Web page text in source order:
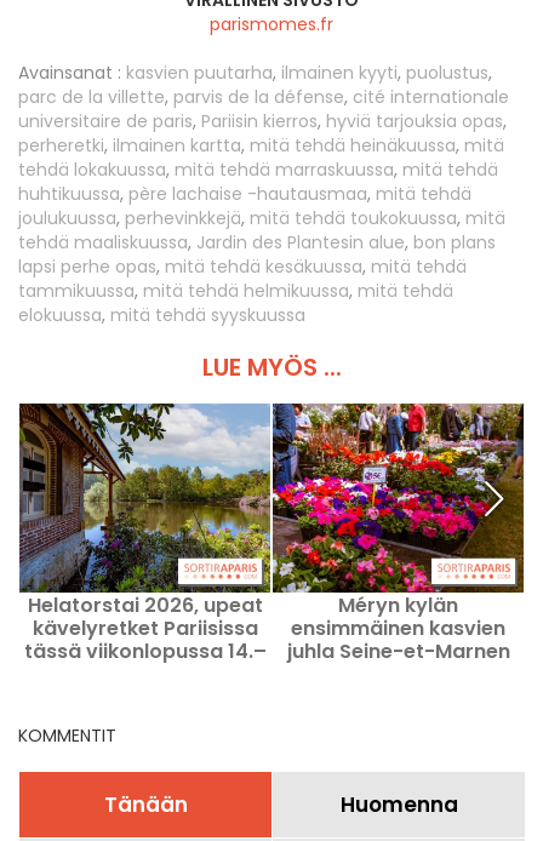
parismomes.fr
Avainsanat : kasvien puutarha, ilmainen kyyti, puolustus,
parc de la villette, parvis de la défense, cité internationale
universitaire de paris, Pariisin kierros, hyviä tarjouksia opas,
perheretki, ilmainen kartta, mitä tehdä heinäkuussa, mitä
tehdä lokakuussa, mitä tehdä marraskuussa, mitä tehdä
huhtikuussa, père lachaise -hautausmaa, mitä tehdä
joulukuussa, perhevinkkejä, mitä tehdä toukokuussa, mitä
tehdä maaliskuussa, Jardin des Plantesin alue, bon plans
lapsi perhe opas, mitä tehdä kesäkuussa, mitä tehdä
tammikuussa, mitä tehdä helmikuussa, mitä tehdä
elokuussa, mitä tehdä syyskuussa
LUE MYÖS ...
Helatorstai 2026, upeat
kävelyretket Pariisissa
tässä viikonlopussa 14.–
Méryn kylän
ensimmäinen kasvien
juhla Seine-et-Marnen
KOMMENTIT
Tänään Huomenna